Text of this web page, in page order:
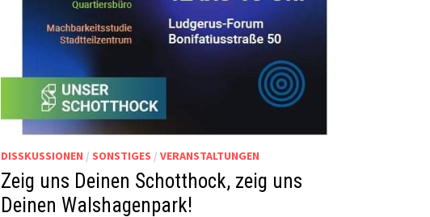
DISSKUSSIONEN / SONSTIGES / VERANSTALTUNGEN
Zeig uns Deinen Schotthock, zeig uns
Deinen Walshagenpark!